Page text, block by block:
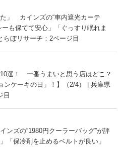
た」 カインズの“車内遮光カーテ
も保てて安心」「ぐっすり眠れま
らぼリサーチ：2ページ目
選！ 一番うまいと思う店はどこ？
ンケーキの日」！】（2/4） | 兵庫県
目
ンズの“1980円クーラーバッグ”が評
保冷剤を止めるベルトが良い」